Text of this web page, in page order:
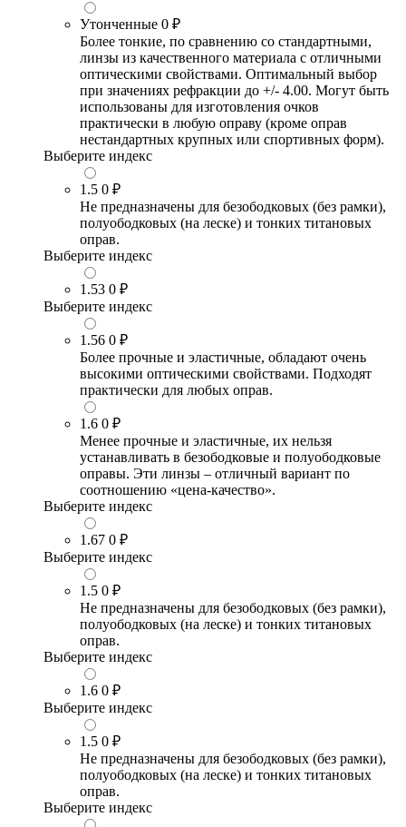
Утонченные 0 ₽
Более тонкие, по сравнению со стандартными,
линзы из качественного материала с отличными
оптическими свойствами. Оптимальный выбор
при значениях рефракции до +/- 4.00. Могут быть
использованы для изготовления очков
практически в любую оправу (кроме оправ
нестандартных крупных или спортивных форм).
Выберите индекс
1.5 0 ₽
Не предназначены для безободковых (без рамки),
полуободковых (на леске) и тонких титановых
оправ.
Выберите индекс
1.53 0 ₽
Выберите индекс
1.56 0 ₽
Более прочные и эластичные, обладают очень
высокими оптическими свойствами. Подходят
практически для любых оправ.
1.6 0 ₽
Менее прочные и эластичные, их нельзя
устанавливать в безободковые и полуободковые
оправы. Эти линзы – отличный вариант по
соотношению «цена-качество».
Выберите индекс
1.67 0 ₽
Выберите индекс
1.5 0 ₽
Не предназначены для безободковых (без рамки),
полуободковых (на леске) и тонких титановых
оправ.
Выберите индекс
1.6 0 ₽
Выберите индекс
1.5 0 ₽
Не предназначены для безободковых (без рамки),
полуободковых (на леске) и тонких титановых
оправ.
Выберите индекс